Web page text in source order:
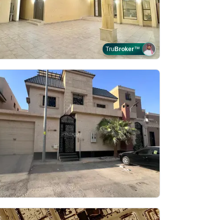
TruBroker™